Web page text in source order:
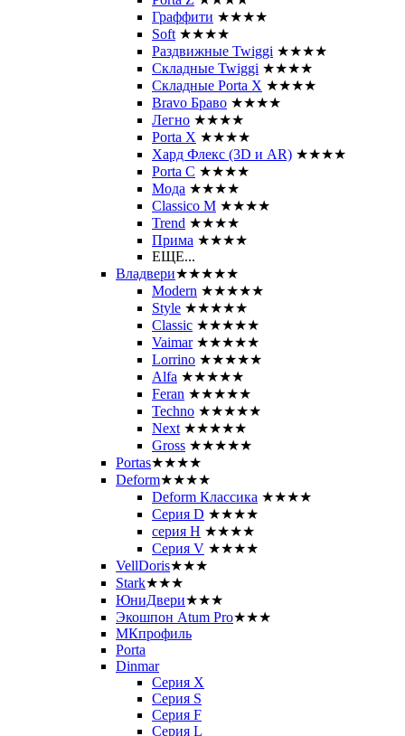
Граффити ★★★★
Soft ★★★★
Раздвижные Twiggi ★★★★
Складные Twiggi ★★★★
Складные Porta X ★★★★
Bravo Браво ★★★★
Легно ★★★★
Porta X ★★★★
Хард Флекс (3D и AR) ★★★★
Porta C ★★★★
Мода ★★★★
Classico M ★★★★
Trend ★★★★
Прима ★★★★
ЕЩЕ...
Владвери★★★★★
Modern ★★★★★
Style ★★★★★
Classic ★★★★★
Vaimar ★★★★★
Lorrino ★★★★★
Alfa ★★★★★
Feran ★★★★★
Techno ★★★★★
Next ★★★★★
Gross ★★★★★
Portas★★★★
Deform★★★★
Deform Классика ★★★★
Серия D ★★★★
серия H ★★★★
Серия V ★★★★
VellDoris★★★
Stark★★★
ЮниДвери★★★
Экошпон Atum Pro★★★
МКпрофиль
Porta
Dinmar
Серия X
Серия S
Серия F
Серия L